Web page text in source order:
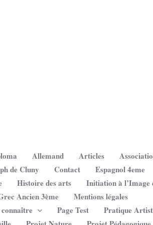
Allemand Articles
de Cluny Contact Espagnol 4eme
Histoire des arts Initiation à l’Image
Ancien 3ème
Mentions légales
Page Test
Pratique